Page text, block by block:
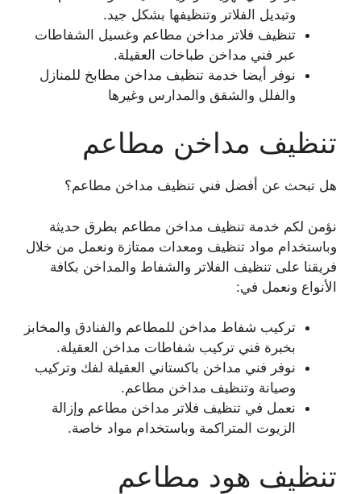
وتبديل الفلاتر وتنظيفها بشكل جيد.
تنظيف فلاتر مداخن مطاعم وغسيل الشفاطات
عبر فني مداخن طباخات العقيلة.
نوفر أيضا خدمة تنظيف مداخن مطابخ للمنازل
والفلل والشقق والمدارس وغيرها
تنظيف مداخن مطاعم
هل تبحث عن أفضل فني تنظيف مداخن مطاعم؟
نؤمن لكم خدمة تنظيف مداخن مطاعم بطرق حديثة
وباستخدام مواد تنظيف ومعدات ممتازة ونعمل من خلال
فريقنا على تنظيف الفلاتر والشفاط والمداخن بكافة
الأنواع ونعمل في:
تركيب شفاط مداخن للمطاعم والفنادق والمخابز
بخبرة فني تركيب شفاطات مداخن العقيلة.
نوفر فني مداخن باكستاني العقيلة لفك وتركيب
وصيانة وتنظيف مداخن مطاعم.
نعمل في تنظيف فلاتر مداخن مطاعم وإزالة
الزيوت المتراكمة وباستخدام مواد خاصة.
تنظيف هود مطاعم